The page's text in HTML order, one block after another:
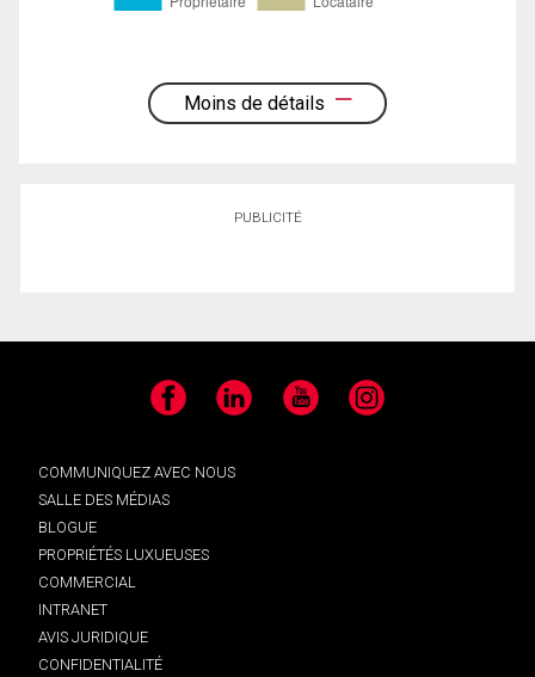
Moins de détails
PUBLICITÉ
Facebook LinkedIn YouTube Instagram
COMMUNIQUEZ AVEC NOUS
SALLE DES MÉDIAS
BLOGUE
PROPRIÉTÉS LUXUEUSES
COMMERCIAL
INTRANET
AVIS JURIDIQUE
CONFIDENTIALITÉ